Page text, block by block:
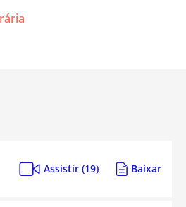
Assistir (19) Baixar